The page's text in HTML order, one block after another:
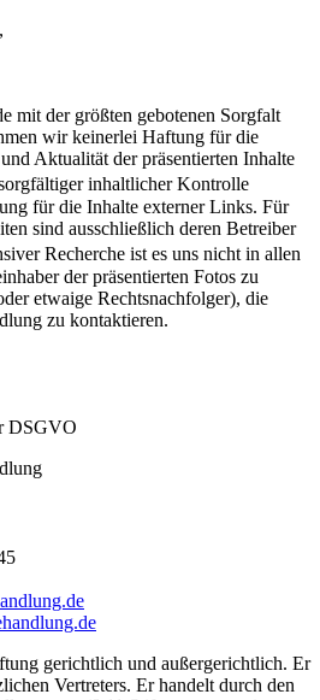
mit der größten gebotenen Sorgfalt
wir keinerlei Haftung für die
Aktualität der präsentierten Inhalte
inhaltlicher Kontrolle
für die Inhalte externer Links. Für
sind ausschließlich deren Betreiber
Recherche ist es uns nicht in allen
der präsentierten Fotos zu
etwaige Rechtsnachfolger), die
zu kontaktieren.
DSGVO
gerichtlich und außergerichtlich. Er
Vertreters. Er handelt durch den